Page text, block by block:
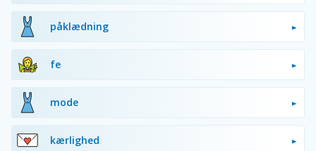
påklædning
fe
mode
kærlighed